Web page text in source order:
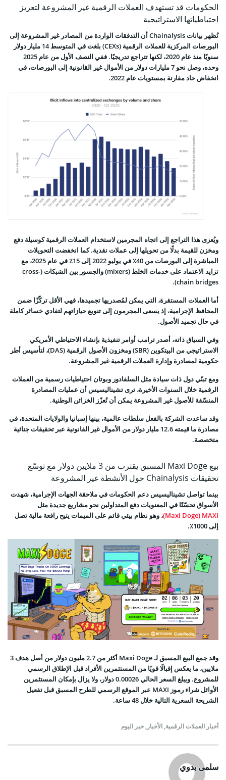
الحكومات قد تستهدف العملات الرقمية غير المشروعة لتعزيز
احتياطياتها الاستراتيجية
تُظهر بيانات Chainalysis أن التدفقات الواردة من المصادر غير المشروعة إلى
البورصات المركزية للعملات الرقمية (CEXs) بلغت في المتوسط 14 مليار دولار
سنويًا منذ عام 2020، لكنها تتراجع تدريجيًا. ففي النصف الأول من عام 2025
وحده، وصل نحو 7 مليارات دولار من الأموال غير القانونية إلى البورصات، في
انخفاض حاد مقارنة بمستويات عام 2022.
ويُعزى هذا التراجع إلى اتجاه المجرمين لاستخدام العملات الرقمية كوسيلة دفع
ومخزن للقيمة بدلًا من تحويلها إلى عملات نقدية. كما انخفضت التحويلات
المباشرة إلى البورصات من 40٪ في يوليو 2022 إلى 15٪ في عام 2025، مع
تزايد الاعتماد على خدمات الخلط (mixers) والجسور بين الشبكات (cross-
chain bridges).
أما العملات المستقرة، التي يمكن لمُصدريها تجميدها، فهي الأقل تركّزًا ضمن
المحافظ الإجرامية، إذ يسعى المجرمون إلى تنويع حيازاتهم لتفادي خسائر كاملة
في حال تجميد الأصول.
وفي السياق ذاته، أصدر ترامب أوامر تنفيذية بإنشاء الاحتياطي الأمريكي
الاستراتيجي من البيتكوين (SBR) ومخزون الأصول الرقمية (DAS)، لتأسيس أطر
حكومية لمصادرة وإدارة العملات الرقمية غير المشروعة.
ومع تبنّي دول ذات سيادة مثل السلفادور وبوتان احتياطيات رسمية من العملات
الرقمية خلال السنوات الأخيرة، ترى تشيناليسيس أن عمليات المصادرة
المنسّقة للأصول غير المشروعة يمكن أن تُعزّز الخزائن الوطنية.
وقد ساعدت الشركة بالفعل سلطات عالمية، بينها إسبانيا والولايات المتحدة، في
مصادرة ما قيمته 12.6 مليار دولار من الأموال غير القانونية عبر تحقيقات جنائية
متخصصة.
بيع Maxi Doge المسبق يقترب من 3 ملايين دولار مع توسّع
تحقيقات Chainalysis حول الأنشطة غير المشروعة
بينما تواصل تشيناليسيس دعم الحكومات في ملاحقة الجهات الإجرامية، شهدت
الأسواق تحسّنًا في المعنويات دفع المتداولين نحو مشاريع جديدة مثل
Maxi Doge) MAXI) ، وهو نظام بيئي قائم على الميمات يتيح رافعة مالية تصل
إلى 1000٪.
وقد جمع البيع المسبق لـ Maxi Doge أكثر من 2.7 مليون دولار من أصل هدف 3
ملايين، ما يعكس إقبالًا قويًا من المستثمرين الأفراد قبل الإطلاق الرسمي
للمشروع. ويبلغ السعر الحالي 0.00026 دولار، ولا يزال بإمكان المستثمرين
الأوائل شراء رموز MAXI عبر الموقع الرسمي للطرح المسبق قبل تفعيل
الشريحة السعرية التالية خلال 48 ساعة.
أخبار العملات الرقمية,الأخبار,خبر اليوم
سلمى بدوي